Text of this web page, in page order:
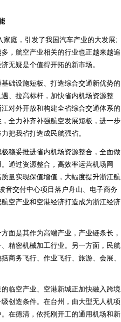
庭，引发了我国汽车产业的大发展;
，航空产业相关的行业也正越来越追
无疑是个值得开拓的新市场。
础设施短板、打造综合交通新优势的
、拉高标杆，加快省内机场资源整
对外开放和构建全省综合交通体系的
全力补齐补强航空发展短板，进一步
把我省打造成民航强省。
稳妥推进省内机场资源整合，全面做
通过资源整合，高效率运营机场网
量实现保值增值，大幅度提升浙江航
音交付中心项目落户舟山、电子商务
空产业和空港经济打造成为浙江经济
是其作为高端产业，产业链条长，
精密机械加工行业。另一方面，民航
商务飞行、作业飞行、旅游、会展、
临空产业、空港新城正加快融入跨境
创造条件。在台州，由大型无人机项
在德清，依托刚开工的通用机场和新